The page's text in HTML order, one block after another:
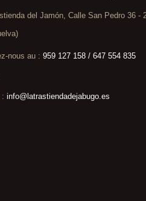
del Jamón, Calle San Pedro 36 -
nous au : 959 127 158 / 647 554 835
: info@latrastiendadejabugo.es